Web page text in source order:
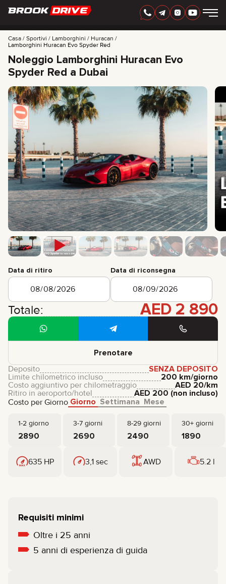
AED
MARCHI
PERIODO DI NOLEGGIO
FAQ
CERTIFICATES
RECENSIONI
CONTATTI
COLLABORAZIONE
NOLEGGIA E DIVENTA TUO
info@brook-drive.rent
+ 971 52 193 88 88
+ 7 925 283 88 88
Casa Sportivi Lamborghini
Huracan
Lamborghini Huracan Evo Spyder Red
Noleggio Lamborghini Huracan Evo
Spyder Red a Dubai
Data di ritiro Data di riconsegna
Totale: AED 2 890
Prenotare
Costo per Giorno Giorno Settimana Mese
1-2 giorno 3-7 giorni 8-29 giorni 30+ giorni
2890 2690 2490 1890
Deposito
SENZA DEPOSITO
Limite chilometrico incluso
200 km/giorno
Costo aggiuntivo per chilometraggio
AED 20/km
Ritiro in aeroporto/hotel
AED 200 (non incluso)
635 HP 3,1 sec AWD 5.2 l
Requisiti minimi
Oltre i 25 anni
5 anni di esperienza di guida